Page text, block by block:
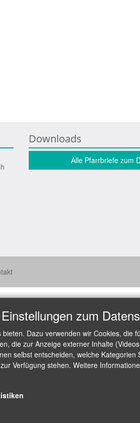
Downloads
Alle Pfarrbriefe zum
zum
Dazu verwenden wir Cookies,
die zur Anzeige externer Inhalte
selbst entscheiden, welche
Verfügung stehen. Weitere